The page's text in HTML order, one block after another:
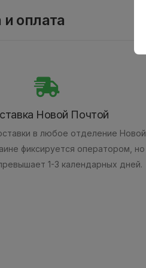
оплата
Новой Почтой
в любое отделение Новой
фиксируется оператором, но
1-3 календарных дней.